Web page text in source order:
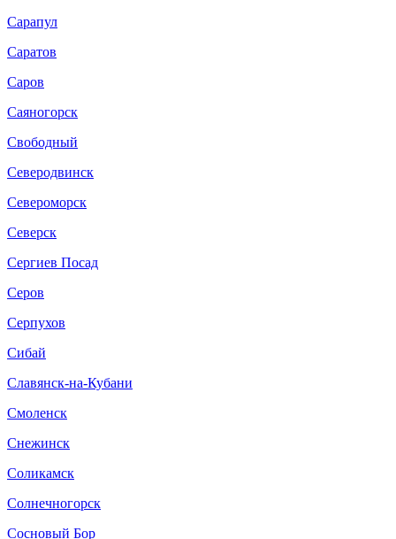
Сарапул
Саратов
Саров
Саяногорск
Свободный
Северодвинск
Североморск
Северск
Сергиев Посад
Серов
Серпухов
Сибай
Славянск-на-Кубани
Смоленск
Снежинск
Соликамск
Солнечногорск
Сосновый Бор